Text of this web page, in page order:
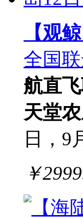
【观
全国
航直
天堂
日，9
￥